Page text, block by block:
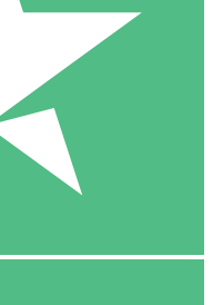
Nessun impegno